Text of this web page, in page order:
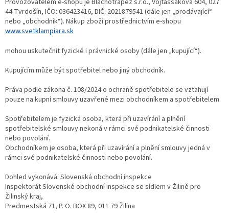
44 Tvrdošín, IČO: 036423416, DIČ: 2021879541 (dále jen „prodávající“
nebo „obchodník“). Nákup zboží prostřednictvím e-shopu
www.svetklampiara.sk
mohou uskutečnit fyzické i právnické osoby (dále jen „kupující“).
Kupujícím může být spotřebitel nebo jiný obchodník.
Práva podle zákona č. 108/2024 o ochraně spotřebitele se vztahují
pouze na kupní smlouvy uzavřené mezi obchodníkem a spotřebitelem.
Spotřebitelem je fyzická osoba, která při uzavírání a plnění
spotřebitelské smlouvy nekoná v rámci své podnikatelské činnosti
nebo povolání.
Obchodníkem je osoba, která při uzavírání a plnění smlouvy jedná v
rámci své podnikatelské činnosti nebo povolání.
Dohled vykonává: Slovenská obchodní inspekce
Inspektorát Slovenské obchodní inspekce se sídlem v Žilině pro
Žilinský kraj,
Predmestská 71, P. O. BOX 89, 011 79 Žilina